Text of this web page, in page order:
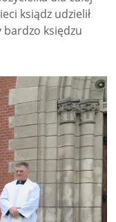
ksiądz udzielił
bardzo księdzu